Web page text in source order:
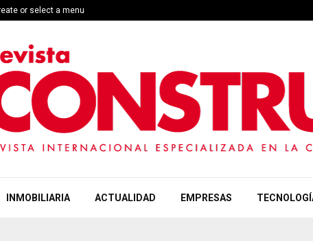
or select a menu
INMOBILIARIA ACTUALIDAD EMPRESAS